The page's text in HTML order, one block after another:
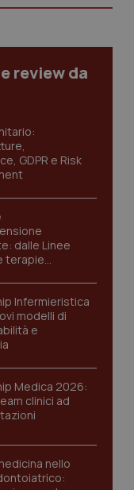
review da
GDPR e Risk
dalle Linee
terapie
Infermieristica
modelli di
e
Medica 2026:
clinici ad
nello